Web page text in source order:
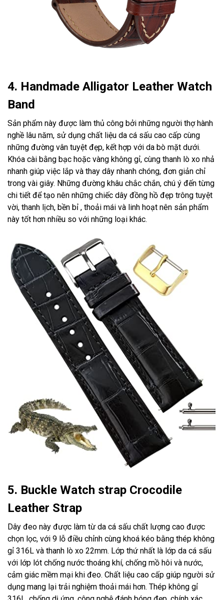
4. Handmade Alligator Leather Watch
Band
Sản phẩm này được làm thủ công bởi những người thợ hành
nghề lâu năm, sử dụng chất liệu da cá sấu cao cấp cùng
những đường vân tuyệt đẹp, kết hợp với da bò mặt dưới.
Khóa cài bằng bạc hoặc vàng không gỉ, cùng thanh lò xo nhả
nhanh giúp việc lắp và thay dây nhanh chóng, đơn giản chỉ
trong vài giây. Những đường khâu chắc chắn, chú ý đến từng
chi tiết để tạo nên những chiếc dây đồng hồ đẹp trông tuyệt
vời, thanh lịch, bền bỉ , thoải mái và linh hoạt nên sản phẩm
này tốt hơn nhiều so với những loại khác.
5. Buckle Watch strap Crocodile
Leather Strap
Dây đeo này được làm từ da cá sấu chất lượng cao được
chọn lọc, với 9 lỗ điều chỉnh cùng khoá kéo bằng thép không
gỉ 316L và thanh lò xo 22mm. Lớp thứ nhất là lớp da cá sấu
với lớp lót chống nước thoáng khí, chống mồ hôi và nước,
cảm giác mềm mại khi đeo. Chất liệu cao cấp giúp người sử
dụng mang lại trải nghiệm thoải mái hơn. Thép không gỉ